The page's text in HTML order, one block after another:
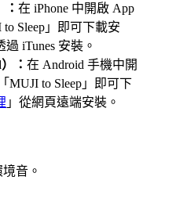
： 在 iPhone 中開啟 App
Sleep」即可下載安
過 iTunes 安裝。
： 在 Android 手機中開
MUJI to Sleep」即可下
」從網頁遠端安裝。
音。